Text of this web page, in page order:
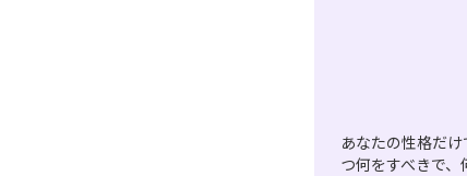
あなたの性格だ
つ何をすべきで、